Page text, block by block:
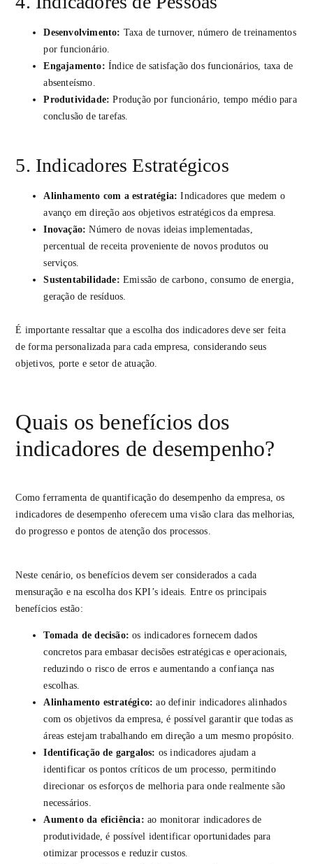
Desenvolvimento: Taxa de turnover, número de treinamentos
por funcionário.
Engajamento: Índice de satisfação dos funcionários, taxa de
absenteísmo.
Produtividade: Produção por funcionário, tempo médio para
conclusão de tarefas.
5. Indicadores Estratégicos
Alinhamento com a estratégia: Indicadores que medem o
avanço em direção aos objetivos estratégicos da empresa.
Inovação: Número de novas ideias implementadas,
percentual de receita proveniente de novos produtos ou
serviços.
Sustentabilidade: Emissão de carbono, consumo de energia,
geração de resíduos.
É importante ressaltar que a escolha dos indicadores deve ser feita
de forma personalizada para cada empresa, considerando seus
objetivos, porte e setor de atuação.
Quais os benefícios dos
indicadores de desempenho?
Como ferramenta de quantificação do desempenho da empresa, os
indicadores de desempenho oferecem uma visão clara das melhorias,
do progresso e pontos de atenção dos processos.
Neste cenário, os benefícios devem ser considerados a cada
mensuração e na escolha dos KPI’s ideais. Entre os principais
benefícios estão:
Tomada de decisão: os indicadores fornecem dados
concretos para embasar decisões estratégicas e operacionais,
reduzindo o risco de erros e aumentando a confiança nas
escolhas.
Alinhamento estratégico: ao definir indicadores alinhados
com os objetivos da empresa, é possível garantir que todas as
áreas estejam trabalhando em direção a um mesmo propósito.
Identificação de gargalos: os indicadores ajudam a
identificar os pontos críticos de um processo, permitindo
direcionar os esforços de melhoria para onde realmente são
necessários.
Aumento da eficiência: ao monitorar indicadores de
produtividade, é possível identificar oportunidades para
otimizar processos e reduzir custos.